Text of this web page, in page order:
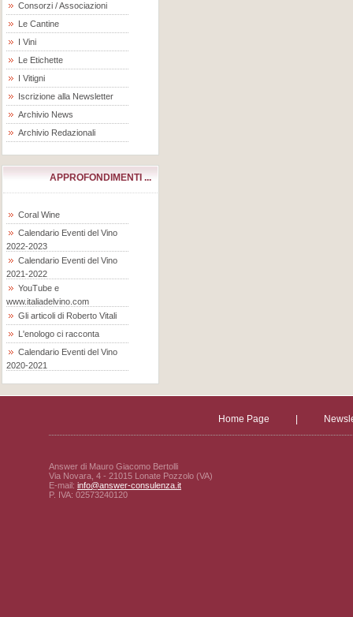
Consorzi / Associazioni
Le Cantine
I Vini
Le Etichette
I Vitigni
Iscrizione alla Newsletter
Archivio News
Archivio Redazionali
APPROFONDIMENTI ...
Coral Wine
Calendario Eventi del Vino
2022-2023
Calendario Eventi del Vino
2021-2022
YouTube e
www.italiadelvino.com
Gli articoli di Roberto Vitali
L'enologo ci racconta
Calendario Eventi del Vino
2020-2021
Home Page
Answer di Mauro Giacomo Bertolli
Via Novara, 4 - 21015 Lonate Pozzolo (VA)
E-mail: info@answer-consulenza.it
P. IVA: 02573240120